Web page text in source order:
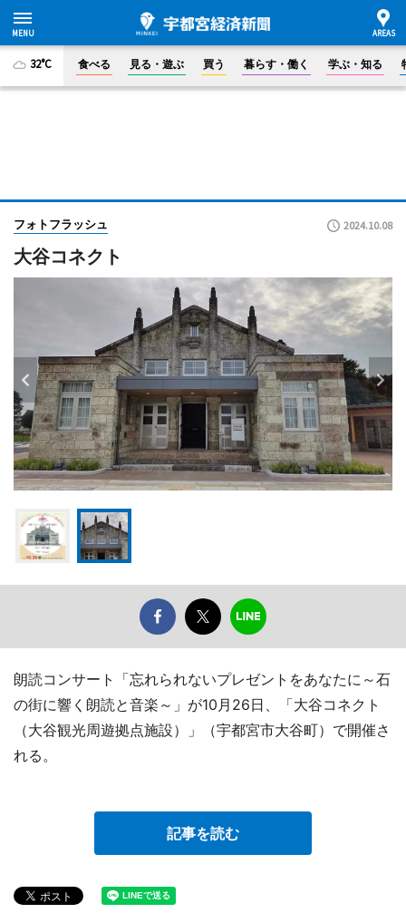
32°C 食べる 見る・遊ぶ 買う 暮らす・働く 学ぶ・知る
フォトフラッシュ 2024.10.08
大谷コネクト
朗読コンサート「忘れられないプレゼントをあなたに～石
の街に響く朗読と音楽～」が10月26日、「大谷コネクト
（大谷観光周遊拠点施設）」（宇都宮市大谷町）で開催さ
れる。
記事を読む